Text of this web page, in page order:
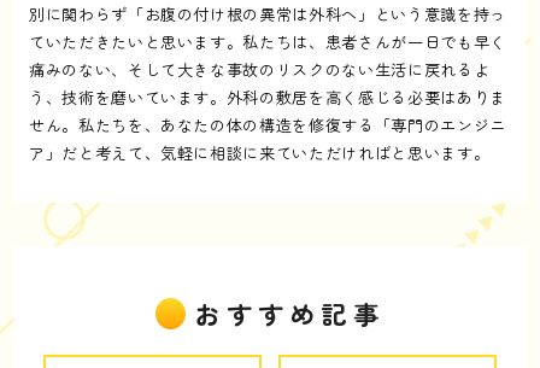
別に関わらず「お腹の付け根の異常は外科へ」という意識を持っ
ていただきたいと思います。私たちは、患者さんが一日でも早く
痛みのない、そして大きな事故のリスクのない生活に戻れるよ
う、技術を磨いています。外科の敷居を高く感じる必要はありま
せん。私たちを、あなたの体の構造を修復する「専門のエンジニ
ア」だと考えて、気軽に相談に来ていただければと思います。
おすすめ記事